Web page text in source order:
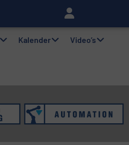
Kalender Video’s